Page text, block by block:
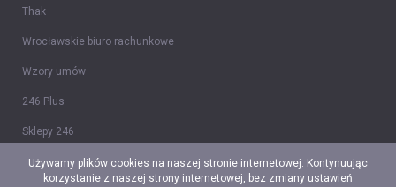
Thak
Wrocławskie biuro rachunkowe
Wzory umów
246 Plus
Sklepy 246
Tidy CRM
Używamy plików cookies na naszej stronie internetowej. Kontynuując
korzystanie z naszej strony internetowej, bez zmiany ustawień